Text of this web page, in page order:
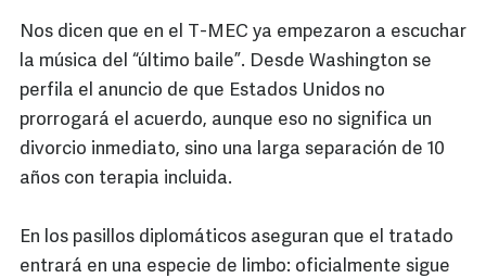
Nos dicen que en el T-MEC ya empezaron a escuchar
la música del “último baile”. Desde Washington se
perfila el anuncio de que Estados Unidos no
prorrogará el acuerdo, aunque eso no significa un
divorcio inmediato, sino una larga separación de 10
años con terapia incluida.
En los pasillos diplomáticos aseguran que el tratado
entrará en una especie de limbo: oficialmente sigue